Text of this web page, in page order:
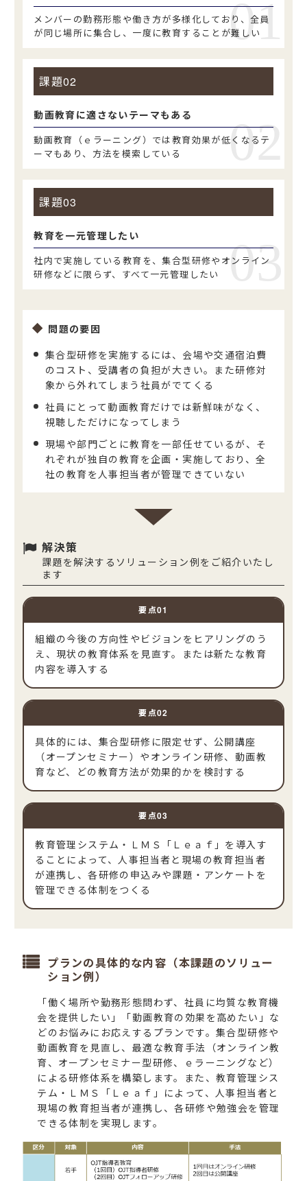
メンバーの勤務形態や働き方が多様化しており、全員
が同じ場所に集合し、一度に教育することが難しい
課題
動画教育に適さないテーマもある
動画教育（ｅラーニング）では教育効果が低くなるテ
ーマもあり、方法を模索している
課題
教育を一元管理したい
社内で実施している教育を、集合型研修やオンライン
研修などに限らず、すべて一元管理したい
問題の要因
集合型研修を実施するには、会場や交通宿泊費
のコスト、受講者の負担が大きい。また研修対
象から外れてしまう社員がでてくる
社員にとって動画教育だけでは新鮮味がなく、
視聴しただけになってしまう
現場や部門ごとに教育を一部任せているが、そ
れぞれが独自の教育を企画・実施しており、全
社の教育を人事担当者が管理できていない
解決策
課題を解決するソリューション例をご紹介いたし
ます
組織の今後の方向性やビジョンをヒアリングのう
え、現状の教育体系を見直す。または新たな教育
内容を導入する
具体的には、集合型研修に限定せず、公開講座
（オープンセミナー）やオンライン研修、動画教
育など、どの教育方法が効果的かを検討する
教育管理システム・ＬＭＳ「Ｌｅａｆ」を導入す
ることによって、人事担当者と現場の教育担当者
が連携し、各研修の申込みや課題・アンケートを
管理できる体制をつくる
プランの具体的な内容（本課題のソリュー
ション例）
「働く場所や勤務形態問わず、社員に均質な教育機
会を提供したい」「動画教育の効果を高めたい」な
どのお悩みにお応えするプランです。集合型研修や
動画教育を見直し、最適な教育手法（オンライン教
育、オープンセミナー型研修、ｅラーニングなど）
による研修体系を構築します。また、教育管理シス
テム・ＬＭＳ「Ｌｅａｆ」によって、人事担当者と
現場の教育担当者が連携し、各研修や勉強会を管理
できる体制を実現します。